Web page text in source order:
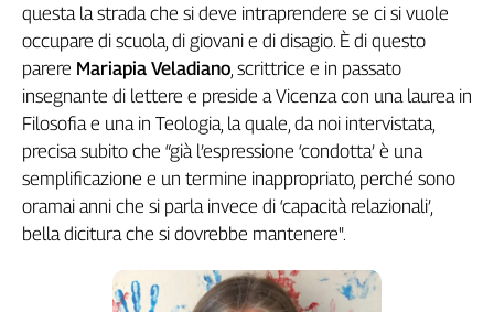
Collettiva
Academy
Collettiva
Play
Rubriche
Collettiva
La
settimana
questa la strada che si deve intraprendere se ci si vuole
occupare di scuola, di giovani e di disagio. È di questo
parere Mariapia Veladiano, scrittrice e in passato
insegnante di lettere e preside a Vicenza con una laurea in
Filosofia e una in Teologia, la quale, da noi intervistata,
precisa subito che “già l’espressione ‘condotta’ è una
semplificazione e un termine inappropriato, perché sono
oramai anni che si parla invece di ‘capacità relazionali’,
bella dicitura che si dovrebbe mantenere".